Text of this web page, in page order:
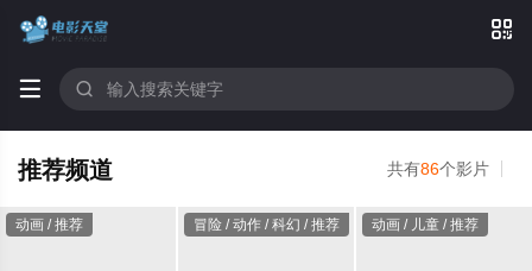

 
共有86个影片
推荐频道
动画 / 推荐 冒险 / 动作 / 科幻 / 推荐 动画 / 儿童 / 推荐